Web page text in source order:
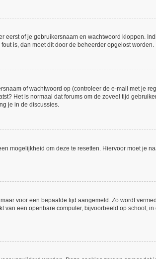
of je gebruikersnaam en wachtwoord kloppen.
is, dan moet dit door de beheerder opgelost worden.
of wachtwoord op (controleer de e-mail met je
Het is normaal dat forums om de zoveel tijd
je in de discussies.
mogelijkheid om deze te resetten. Hiervoor moet je
voor een bepaalde tijd aangemeld. Zo wordt
een openbare computer, bijvoorbeeld op school,